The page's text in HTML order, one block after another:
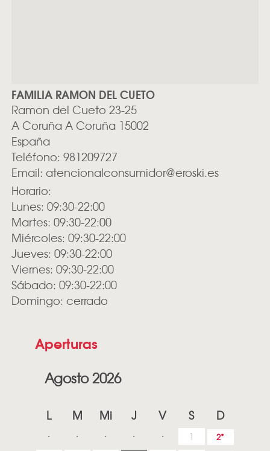
FAMILIA RAMON DEL CUETO
Ramon del Cueto 23-25
A Coruña A Coruña 15002
España
Teléfono: 981209727
Email: atencionalconsumidor@eroski.es
Horario:
Lunes: 09:30-22:00
Martes: 09:30-22:00
Miércoles: 09:30-22:00
Jueves: 09:30-22:00
Viernes: 09:30-22:00
Sábado: 09:30-22:00
Domingo: cerrado
Aperturas
Agosto 2026
L M Mi J V S D
1 2